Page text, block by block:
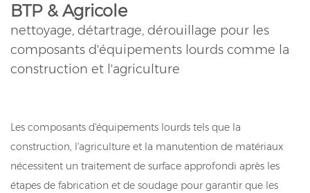
BTP & Agricole
nettoyage, détartrage, dérouillage pour les
composants d'équipements lourds comme la
construction et l'agriculture
Les composants d'équipements lourds tels que la
construction, l'agriculture et la manutention de matériaux
nécessitent un traitement de surface approfondi après les
étapes de fabrication et de soudage pour garantir que les